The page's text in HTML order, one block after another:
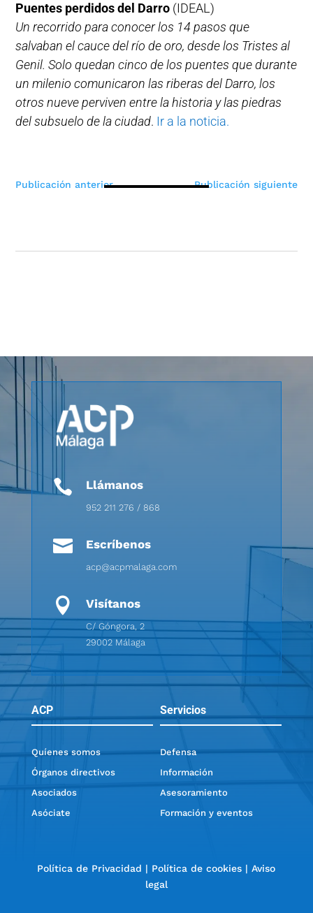
Puentes perdidos del Darro (IDEAL)
Un recorrido para conocer los 14 pasos que
salvaban el cauce del río de oro, desde los Tristes al
Genil. Solo quedan cinco de los puentes que durante
un milenio comunicaron las riberas del Darro, los
otros nueve perviven entre la historia y las piedras
del subsuelo de la ciudad. Ir a la noticia.
Navegación
Publicación anterior Publicación siguiente
 Llámanos
952 211 276 / 868
 Escríbenos
acp@acpmalaga.com
 Visítanos
C/ Góngora, 2
29002 Málaga
ACP Servicios
Quíenes somos
Órganos directivos
Asociados
Asóciate
Defensa
Información
Asesoramiento
Formación y eventos
Política de Privacidad | Política de cookies | Aviso
legal